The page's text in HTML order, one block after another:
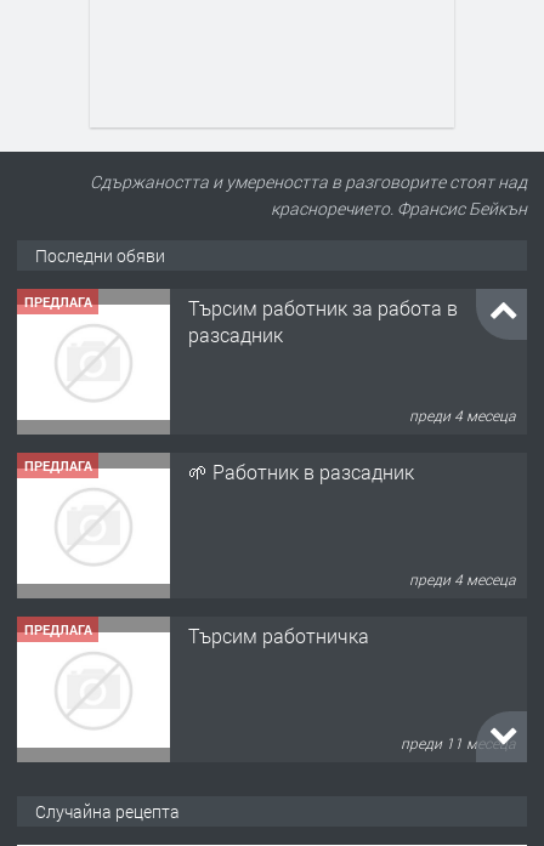
Сдържаността и умереността в разговорите стоят над
красноречието. Франсис Бейкън
Последни обяви
ПРЕДЛАГА
Търсим работник за работа в
разсадник
преди 4 месеца
ПРЕДЛАГА 🌱 Работник в разсадник
преди 4 месеца
ПРЕДЛАГА Търсим работничка
преди 11 месеца
Случайна рецепта